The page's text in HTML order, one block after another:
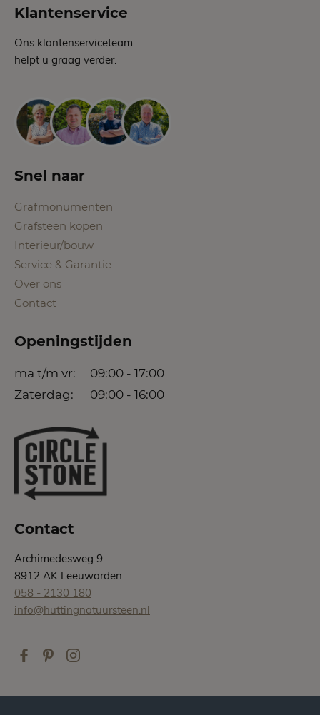
Klantenservice
Ons klantenserviceteam
helpt u graag verder.
Snel naar
Grafmonumenten
Grafsteen kopen
Interieur/bouw
Service & Garantie
Over ons
Contact
Openingstijden
ma t/m vr:
09:00 - 17:00
Zaterdag:
09:00 - 16:00
Contact
Archimedesweg 9
8912 AK Leeuwarden
058 - 2130 180
info@huttingnatuursteen.nl